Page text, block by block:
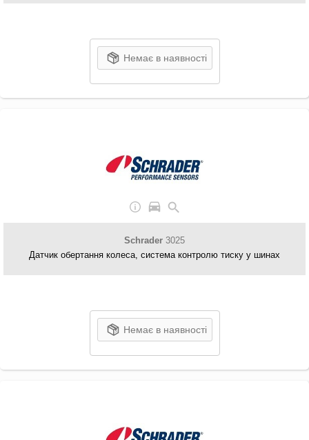
Немає в наявності
Schrader 3025
Датчик обертання колеса, система контролю тиску у шинах
Немає в наявності